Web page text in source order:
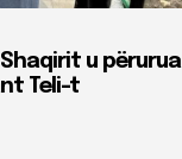
u përurua
Teli-t